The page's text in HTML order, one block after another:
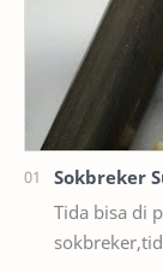
Sokbreker
Tida bisa di
sokbreker,tida